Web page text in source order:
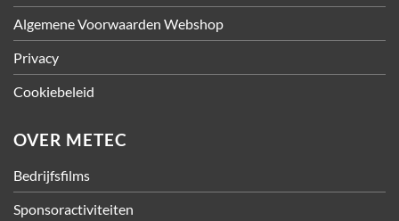
Algemene Voorwaarden Webshop
Privacy
Cookiebeleid
OVER METEC
Bedrijfsfilms
Sponsoractiviteiten